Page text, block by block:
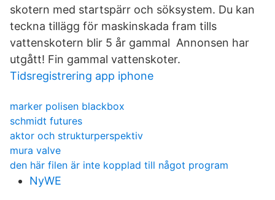
skotern med startspärr och söksystem. Du kan
teckna tillägg för maskinskada fram tills
vattenskotern blir 5 år gammal Annonsen har
utgått! Fin gammal vattenskoter.
Tidsregistrering app iphone
marker polisen blackbox
schmidt futures
aktor och strukturperspektiv
mura valve
den här filen är inte kopplad till något program
NyWE